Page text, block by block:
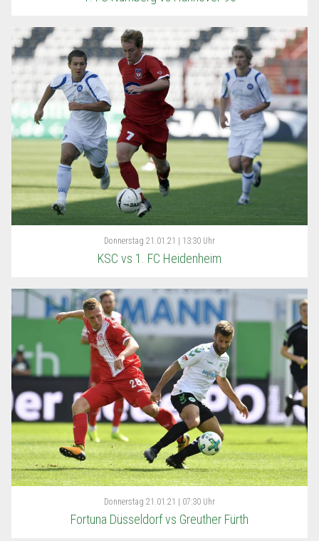
Donnerstag 21.01.21 | 13:30 Uhr
KSC vs 1. FC Heidenheim
Donnerstag 21.01.21 | 07:30 Uhr
Fortuna Düsseldorf vs Greuther Fürth